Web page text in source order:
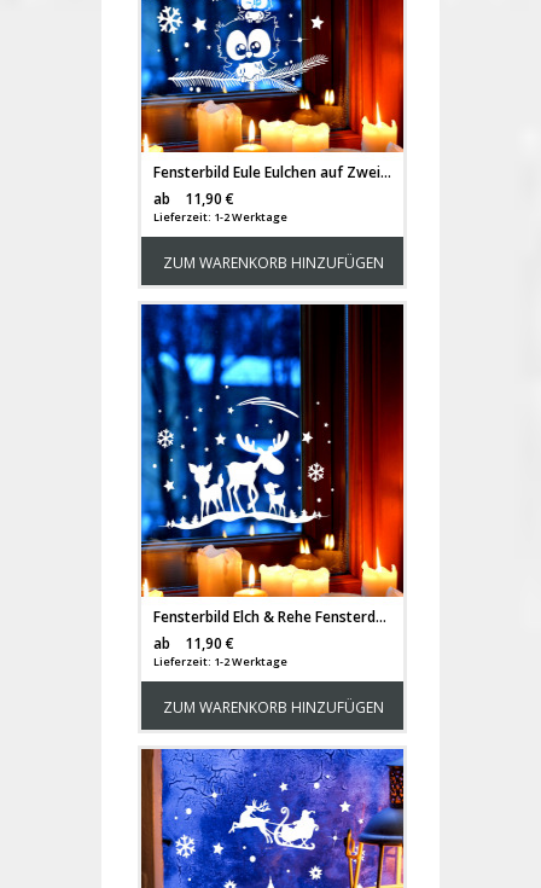
Fensterbild Eule Eulchen auf Zweig Fensterdeko Fensterbilder Winter + Sterne & Schneeflocken selbstklebend für Kinder M2260
ab
11,90 €
Lieferzeit: 1-2 Werktage
ZUM WARENKORB HINZUFÜGEN
Fensterbild Elch & Rehe Fensterdeko Fensterbilder Winter + Sterne & Schneeflocken selbstklebend für Kinder M2261
ab
11,90 €
Lieferzeit: 1-2 Werktage
ZUM WARENKORB HINZUFÜGEN